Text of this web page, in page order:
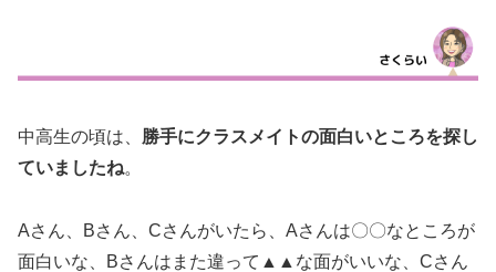
中高生の頃は、 勝手にクラスメイトの面白いところを探し
ていましたね。
Aさん、Bさん、Cさんがいたら、Aさんは〇〇なところが
面白いな、Bさんはまた違って▲▲な面がいいな、Cさん